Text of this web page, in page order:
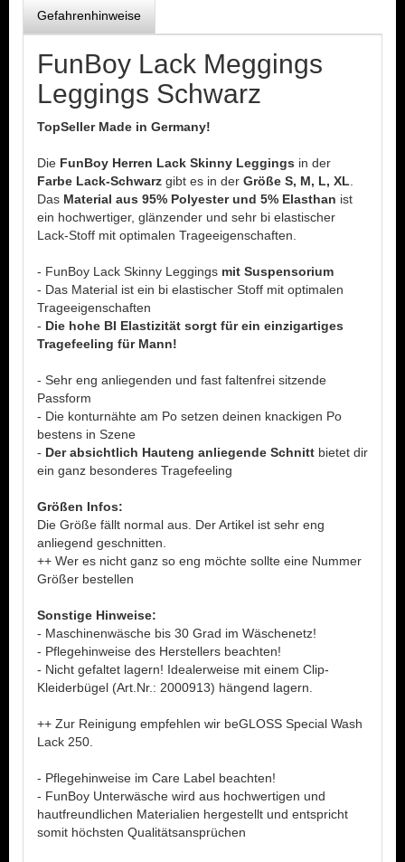
Gefahrenhinweise
FunBoy Lack Meggings
Leggings Schwarz
TopSeller Made in Germany!
Die FunBoy Herren Lack Skinny Leggings in der
Farbe Lack-Schwarz gibt es in der Größe S, M, L, XL
Das Material aus 95% Polyester und 5% Elasthan ist
ein hochwertiger, glänzender und sehr bi elastischer
Lack-Stoff mit optimalen Trageeigenschaften.
- FunBoy Lack Skinny Leggings mit Suspensorium
- Das Material ist ein bi elastischer Stoff mit optimalen
Trageeigenschaften
- Die hohe BI Elastizität sorgt für ein einzigartiges
Tragefeeling für Mann!
- Sehr eng anliegenden und fast faltenfrei sitzende
Passform
- Die konturnähte am Po setzen deinen knackigen Po
bestens in Szene
- Der absichtlich Hauteng anliegende Schnitt bietet dir
ein ganz besonderes Tragefeeling
Größen Infos:
Die Größe fällt normal aus. Der Artikel ist sehr eng
anliegend geschnitten.
++ Wer es nicht ganz so eng möchte sollte eine Nummer
Größer bestellen
Sonstige Hinweise:
- Maschinenwäsche bis 30 Grad im Wäschenetz!
- Pflegehinweise des Herstellers beachten!
- Nicht gefaltet lagern! Idealerweise mit einem Clip-
Kleiderbügel (Art.Nr.: 2000913) hängend lagern.
++ Zur Reinigung empfehlen wir beGLOSS Special Wash
Lack 250.
- Pflegehinweise im Care Label beachten!
- FunBoy Unterwäsche wird aus hochwertigen und
hautfreundlichen Materialien hergestellt und entspricht
somit höchsten Qualitätsansprüchen